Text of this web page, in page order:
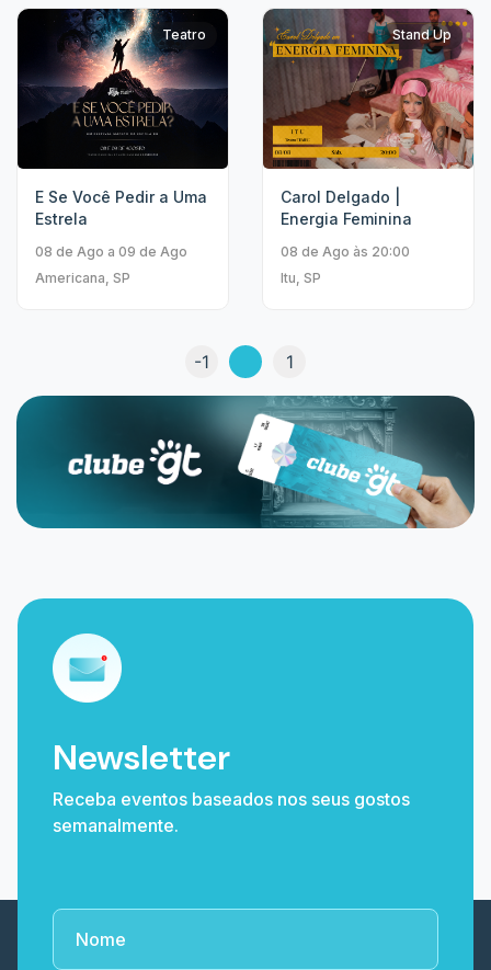
Teatro
E Se Você Pedir a Uma
Estrela
08 de Ago a 09 de Ago
Americana, SP
Stand Up
Carol Delgado |
Energia Feminina
08 de Ago às 20:00
Itu, SP
-1 1
Newsletter
Receba eventos baseados nos seus gostos
semanalmente.